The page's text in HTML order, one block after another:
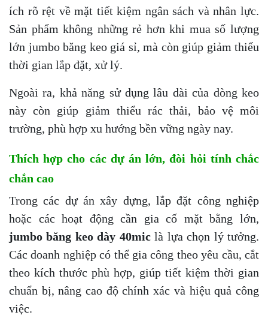
ích rõ rệt về mặt tiết kiệm ngân sách và nhân lực.
Sản phẩm không những rẻ hơn khi mua số lượng
lớn jumbo băng keo giá sỉ, mà còn giúp giảm thiểu
thời gian lắp đặt, xử lý.
Ngoài ra, khả năng sử dụng lâu dài của dòng keo
này còn giúp giảm thiểu rác thải, bảo vệ môi
trường, phù hợp xu hướng bền vững ngày nay.
Thích hợp cho các dự án lớn, đòi hỏi tính chắc
chắn cao
Trong các dự án xây dựng, lắp đặt công nghiệp
hoặc các hoạt động cần gia cố mặt bằng lớn,
jumbo băng keo dày 40miclà lựa chọn lý tưởng.
Các doanh nghiệp có thể gia công theo yêu cầu, cắt
theo kích thước phù hợp, giúp tiết kiệm thời gian
chuẩn bị, nâng cao độ chính xác và hiệu quả công
việc.